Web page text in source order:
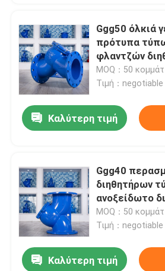
Σχετικά με εμάς
Επαφές
Προϊόντα
Ggg50 όλκιά
πρότυπα
φλαντζών
φίλτρων
MOQ：50
Τιμή：negotiable
Καλύτερη τιμή
Ggg40
διηθητήρων
ανοξείδωτο
απόβλητου
MOQ：50
Τιμή：negotiable
Καλύτερη τιμή